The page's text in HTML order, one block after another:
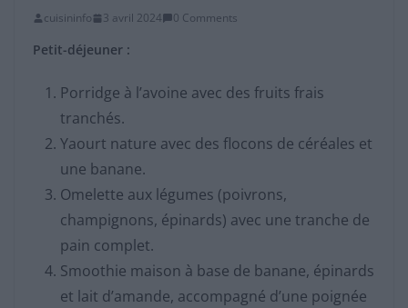
cuisininfo 3 avril 2024 0 Comments
Petit-déjeuner :
Porridge à l’avoine avec des fruits frais
tranchés.
Yaourt nature avec des flocons de céréales et
une banane.
Omelette aux légumes (poivrons,
champignons, épinards) avec une tranche de
pain complet.
Smoothie maison à base de banane, épinards
et lait d’amande, accompagné d’une poignée